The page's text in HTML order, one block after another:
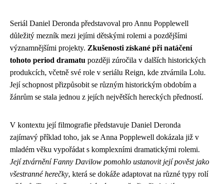
Seriál Daniel Deronda představoval pro Annu Popplewell
důležitý mezník mezi jejími dětskými rolemi a pozdějšími
významnějšími projekty. Zkušenosti získané při natáčení
tohoto period dramatu později zúročila v dalších historických
produkcích, včetně své role v seriálu Reign, kde ztvárnila Lolu.
Její schopnost přizpůsobit se různým historickým obdobím a
žánrům se stala jednou z jejích největších hereckých předností.
V kontextu její filmografie představuje Daniel Deronda
zajímavý příklad toho, jak se Anna Popplewell dokázala již v
mladém věku vypořádat s komplexními dramatickými rolemi.
Její ztvárnění Fanny Davilow pomohlo ustanovit její pověst jako
všestranné herečky, která se dokáže adaptovat na různé typy rolí